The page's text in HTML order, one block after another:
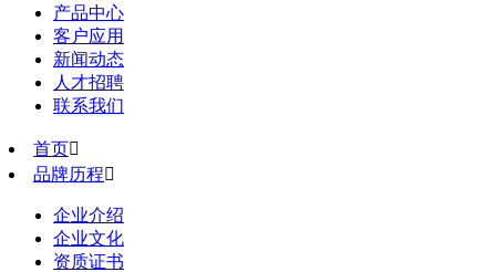
产品中心
客户应用
新闻动态
人才招聘
联系我们
首页
品牌历程
企业介绍
企业文化
资质证书